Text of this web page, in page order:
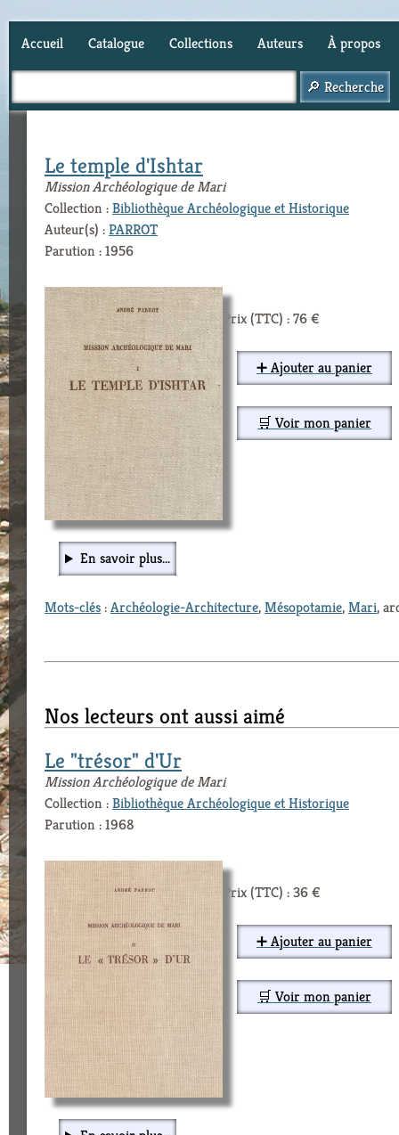
Accueil Catalogue Collections Auteurs À propos
Le temple d'Ishtar
Mission Archéologique de Mari
Collection :Bibliothèque Archéologique et Historique
Auteur(s) :PARROT
Parution : 1956
Prix (TTC) : 76 €
➕ Ajouter au panier
🛒 Voir mon panier
En savoir plus...
Mots-clés:Archéologie-Architecture,Mésopotamie,Mari,
Nos lecteurs ont aussi aimé
Le "trésor" d'Ur
Mission Archéologique de Mari
Collection :Bibliothèque Archéologique et Historique
Parution : 1968
Prix (TTC) : 36 €
➕ Ajouter au panier
🛒 Voir mon panier